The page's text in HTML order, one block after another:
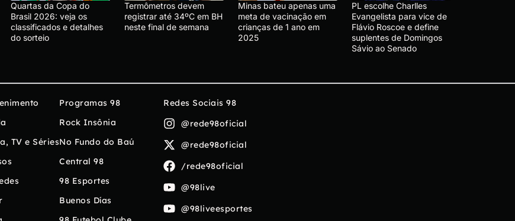
Quartas da Copa do
Brasil 2026: veja os
classificados e detalhes
do sorteio
Termômetros devem
registrar até 34ºC em BH
neste final de semana
Minas bateu apenas uma
meta de vacinação em
crianças de 1 ano em
2025
PL escolhe Charlles
Evangelista para vice de
Flávio Roscoe e define
suplentes de Domingos
Sávio ao Senado
TV e Séries
Programas 98
Rock Insônia
No Fundo do Baú
Central 98
98 Esportes
Buenos Días
Redes Sociais 98
@rede98oficial
@rede98oficial
/rede98oficial
@98live
@98liveesportes